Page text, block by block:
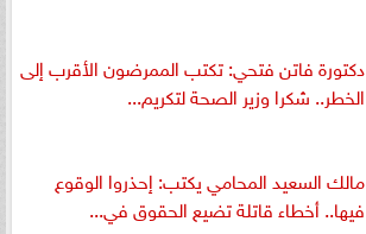
دكتورة فاتن فتحي: تكتب الممرضون الأقرب إلى
الخطر.. شكرا وزير الصحة لتكريم...
مالك السعيد المحامي يكتب: إحذروا الوقوع
فيها.. أخطاء قاتلة تضيع الحقوق في...